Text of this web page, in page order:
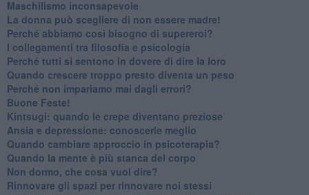
​Maschilismo inconsapevole
​La donna può scegliere di non essere madre!
​Perché abbiamo così bisogno di supereroi?
​I collegamenti tra filosofia e psicologia
​Perché tutti si sentono in dovere di dire la loro
​Quando crescere troppo presto diventa un peso
​Perché non impariamo mai dagli errori?
​Buone Feste!
​Kintsugi: quando le crepe diventano preziose
Ansia e depressione: conoscerle meglio
Quando cambiare approccio in psicoterapia?
​Quando la mente è più stanca del corpo
Non dormo, che cosa vuol dire?
​Rinnovare gli spazi per rinnovare noi stessi